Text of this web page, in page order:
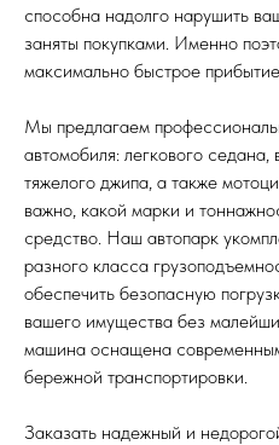
способна надолго нарушить
заняты покупками. Именно
максимально быстрое
Мы предлагаем
автомобиля: легкового седана,
тяжелого джипа, а также
важно, какой марки и
средство. Наш автопарк
разного класса
обеспечить безопасную
вашего имущества без
машина оснащена
бережной транспортировки.
Заказать надежный и